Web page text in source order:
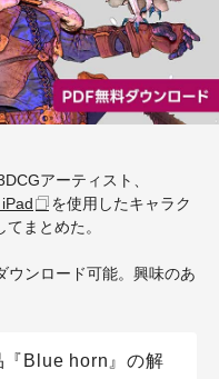
アーティスト、
を使用したキャラク
まとめた。
ウンロード可能。興味のあ
Blue horn』の解